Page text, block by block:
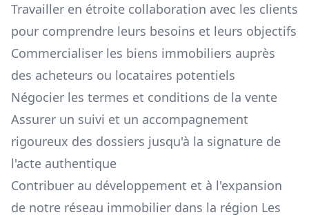
Travailler en étroite collaboration avec les clients
pour comprendre leurs besoins et leurs objectifs
Commercialiser les biens immobiliers auprès
des acheteurs ou locataires potentiels
Négocier les termes et conditions de la vente
Assurer un suivi et un accompagnement
rigoureux des dossiers jusqu'à la signature de
l'acte authentique
Contribuer au développement et à l'expansion
de notre réseau immobilier dans la région Les